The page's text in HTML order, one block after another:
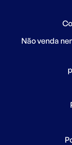
Não venda